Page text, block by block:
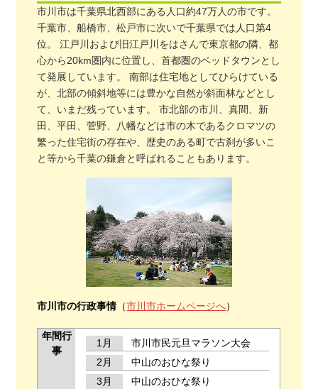
市川市は千葉県北西部にある人口約47万人の市です。
千葉市、船橋市、松戸市に次いで千葉県では人口第4
位。 江戸川および旧江戸川をはさんで東京都の隣、都
心から20km圏内に位置し、首都圏のベッドタウンとし
て発展しています。 南部は住宅地としてひらけている
が、北部の傾斜地等には豊かな自然が斜面林などとし
て、いまだ残っています。 市北部の市川、真間、新
田、平田、菅野、八幡などは市の木であるクロマツの
繁った住宅街の存在や、歴史のある町で古刹が多いこ
と等から千葉の鎌倉と呼ばれることもあります。
市川市の行政事情（市川市ホームページへ）
年間行
事
1月
市川市民元旦マラソン大会
2月
中山のおひな祭り
3月
中山のおひな祭り